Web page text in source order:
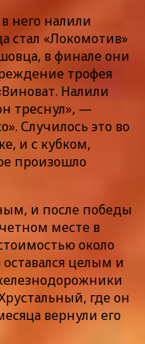
него налили
стал «Локомотив»
в финале они
трофея
Налили
треснул», —
Случилось это во
и с кубком,
произошло
и после победы
месте в
около
оставался целым и
где он
вернули его